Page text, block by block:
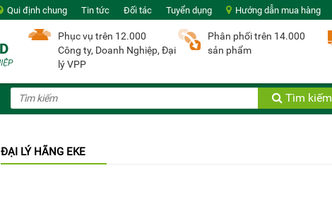
Qui định chung Tin tức Đối tác Tuyển dụng Hướng dẫn mua hàng
Phục vụ trên 12.000
Công ty, Doanh Nghiệp, Đại
lý VPP
Phân phối trên 14.000
sản phẩm
Tìm kiếm
ĐẠI LÝ HÃNG EKE